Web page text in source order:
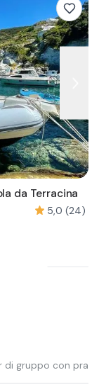
da Terracina
5,0 (24)
di gruppo con